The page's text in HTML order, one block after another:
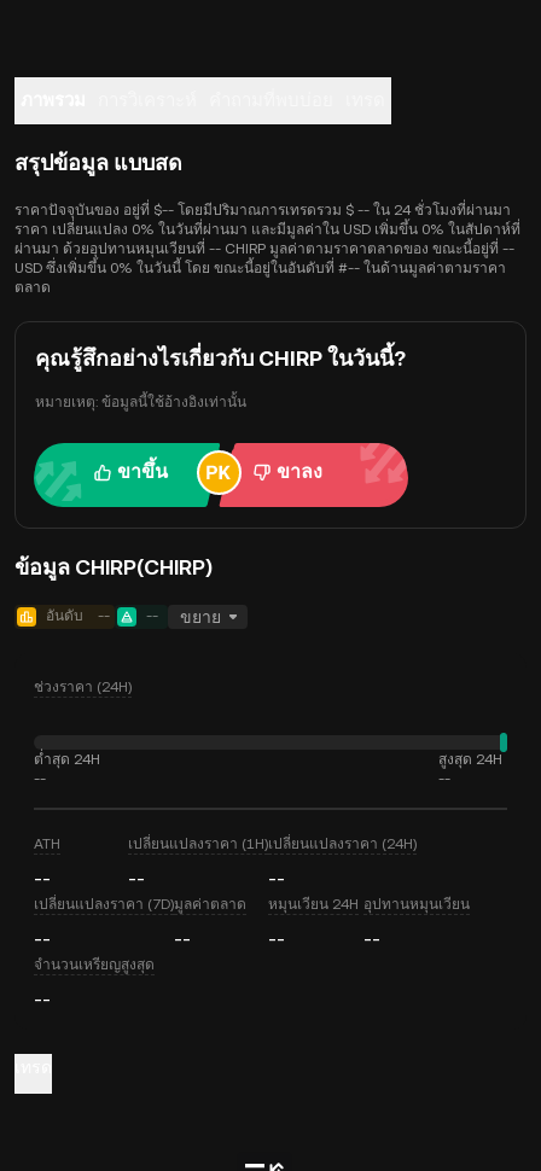
สรุปข้อมูล แบบสด
ราคาปัจจุบันของ อยู่ที่ $-- โดยมีปริมาณการเทรดรวม $ -- ใน 24 ชั่วโมงที่ผ่านมา
ราคา เปลี่ยนแปลง 0% ในวันที่ผ่านมา และมีมูลค่าใน USD เพิ่มขึ้น 0% ในสัปดาห์ที่
ผ่านมา ด้วยอุปทานหมุนเวียนที่ -- CHIRP มูลค่าตามราคาตลาดของ ขณะนี้อยู่ที่ --
USD ซึ่งเพิ่มขึ้น 0% ในวันนี้ โดย ขณะนี้อยู่ในอันดับที่ #-- ในด้านมูลค่าตามราคา
ตลาด
คุณรู้สึกอย่างไรเกี่ยวกับ CHIRP ในวันนี้?
หมายเหตุ: ข้อมูลนี้ใช้อ้างอิงเท่านั้น
ขาขึ้น ขาลง
ข้อมูล CHIRP(CHIRP)
อันดับ -- -- ขยาย
ช่วงราคา (24H)
ต่ำสุด 24H
--
สูงสุด 24H
--
ATH
--
เปลี่ยนแปลงราคา (1H)
--
เปลี่ยนแปลงราคา (24H)
--
เปลี่ยนแปลงราคา (7D)
--
มูลค่าตลาด
--
หมุนเวียน 24H
--
อุปทานหมุนเวียน
--
จำนวนเหรียญสูงสุด
--